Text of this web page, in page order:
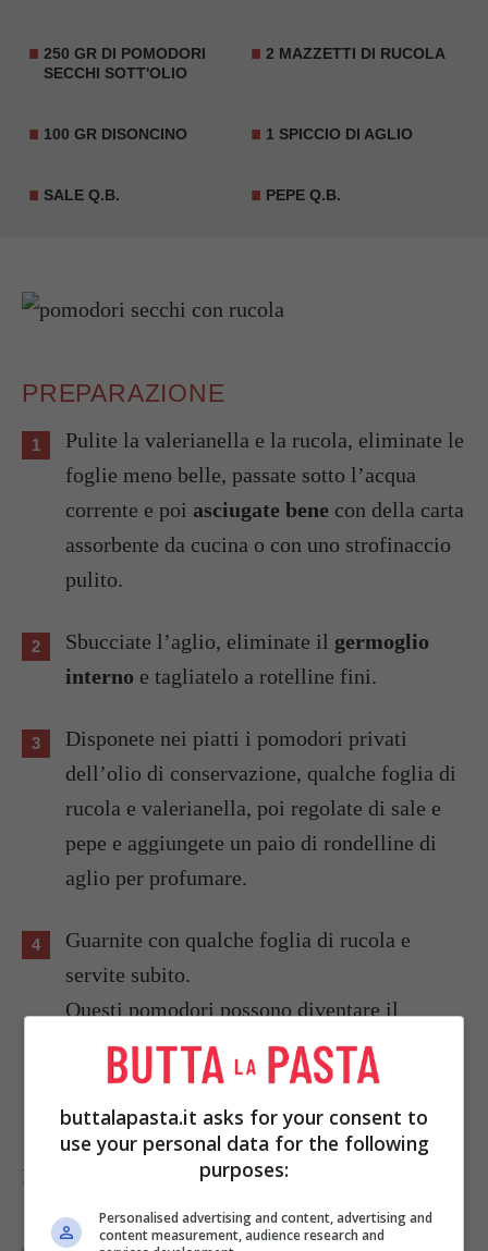
250 GR DI POMODORI
SECCHI SOTT'OLIO
2 MAZZETTI DI RUCOLA
100 GR DISONCINO 1 SPICCIO DI AGLIO
SALE Q.B. PEPE Q.B.
PREPARAZIONE
Pulite la valerianella e la rucola, eliminate le
foglie meno belle, passate sotto l’acqua
corrente e poi asciugate bene con della carta
assorbente da cucina o con uno strofinaccio
pulito.
Sbucciate l’aglio, eliminate il germoglio
interno e tagliatelo a rotelline fini.
Disponete nei piatti i pomodori privati
dell’olio di conservazione, qualche foglia di
rucola e valerianella, poi regolate di sale e
pepe e aggiungete un paio di rondelline di
aglio per profumare.
Guarnite con qualche foglia di rucola e
servite subito.
Questi pomodori possono diventare il
condimento per ottimi piatti di pasta oppure
potete preparare delle squisite bruschette.
Foto di Heiko Moser
buttalapasta.it asks for your consent to
use your personal data for the following
purposes:
Personalised advertising and content, advertising and
content measurement, audience research and